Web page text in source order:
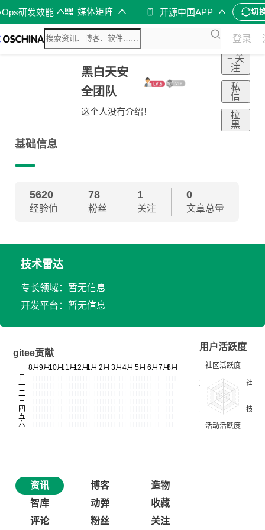
研发效能 媒体矩阵 开源中国APP 切
登录
黑白天安
全团队
这个人没有介绍！
+ 关
注
私
信
拉
黑
基础信息
5620
经验值
78
粉丝
1
关注
0
文章总量
技术雷达
专长领域：暂无信息
开发平台：暂无信息
gitee贡献
用户活跃度
资讯 博客
造物
智库
动弹
收藏
评论
粉丝 关注